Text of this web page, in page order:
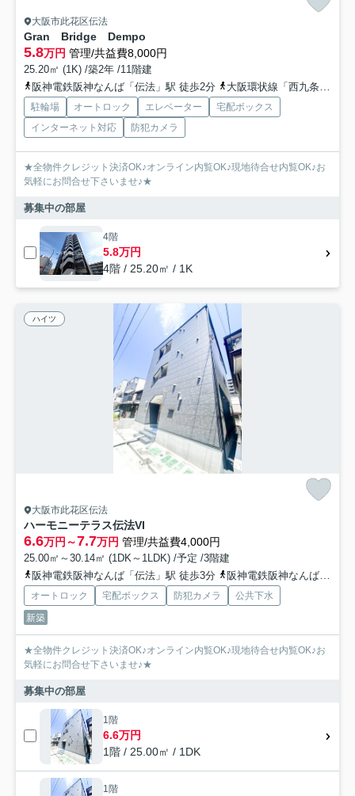
大阪市此花区伝法
Gran Bridge Dempo
5.8万円 管理/共益費8,000円
25.20㎡ (1K) /築2年 /11階建
阪神電鉄阪神なんば「伝法」駅 徒歩2分
大阪環状線「西九条」駅 徒歩21分
駐輪場 オートロック エレベーター
宅配ボックス
インターネット対応
防犯カメラ
★全物件クレジット決済OK♪オンライン内覧OK♪現地待合せ内覧OK♪お
気軽にお問合せ下さいませ♪★
募集中の部屋
4階
5.8万円
4階 / 25.20㎡ / 1K
ハイツ
大阪市此花区伝法
ハーモニーテラス伝法VI
6.6万円～7.7万円 管理/共益費4,000円
25.00㎡～30.14㎡ (1DK～1LDK) /予定 /3階建
阪神電鉄阪神なんば「伝法」駅 徒歩3分
阪神電鉄阪神なんば「千鳥橋」駅 徒歩12分
オートロック 宅配ボックス 防犯カメラ
公共下水
新築
★全物件クレジット決済OK♪オンライン内覧OK♪現地待合せ内覧OK♪お
気軽にお問合せ下さいませ♪★
募集中の部屋
1階
6.6万円
1階 / 25.00㎡ / 1DK
1階